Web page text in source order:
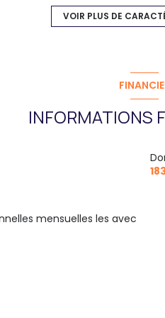
VOIR PLUS DE
INFORMATIONS
mensuelles les avec